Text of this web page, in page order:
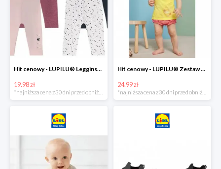
Hit cenowy - LUPILU® Legginsy niemowlęce z biobawełną, 2 pary
19.98 zł
Hit cenowy - LUPILU® Zestaw dziecięcy z biobawełny (body + koszulka + spodenki), 1 komplet
24.99 zł